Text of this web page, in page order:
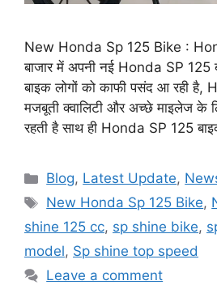
New Honda Sp 125 Bike :
बाजार में अपनी नई Honda SP 125
बाइक लोगों को काफी पसंद आ रही है,
मजबूती क्वालिटी और अच्छे माइलेज के
रहती है साथ ही Honda SP 125
Categories
Blog, Latest Update,
Tags
New Honda Sp 125 Bike,
shine 125 cc, sp shine bike,
model, Sp shine top speed
Leave a comment